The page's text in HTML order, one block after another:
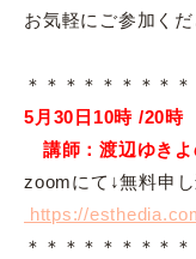
お気軽にご参加く
＊＊＊＊＊＊＊＊
5月30日10時 /20時
講師：渡辺ゆきよ
zoomにて↓無料申
https://
＊＊＊＊＊＊＊＊